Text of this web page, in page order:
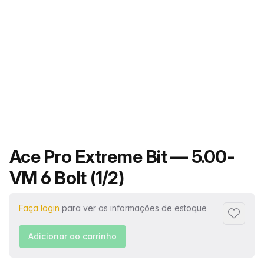
Nome do produto
Ace Pro Extreme Bit — 5.00-
VM 6 Bolt (1/2)
Faça login para ver as informações de estoque
Adicionar ao carrinho